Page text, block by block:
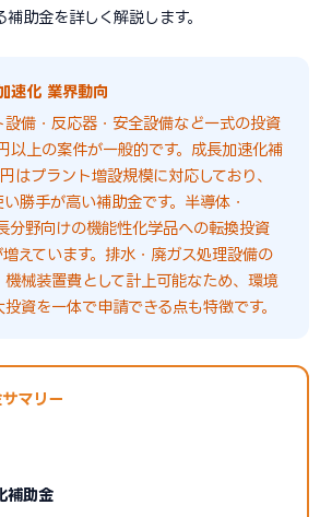
助金を詳しく解説します。
速化 業界動向
備・反応器・安全設備など一式の投資
以上の案件が一般的です。成長加速化補
はプラント増設規模に対応しており、
勝手が高い補助金です。半導体・
分野向けの機能性化学品への転換投資
えています。排水・廃ガス処理設備の
械装置費として計上可能なため、環境
資を一体で申請できる点も特徴です。
マリー
補助金